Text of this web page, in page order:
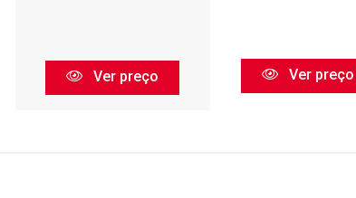
Ver preço Ver preço